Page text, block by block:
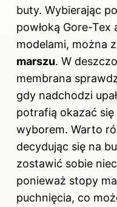
buty. Wybierając
powłoką Gore-
modelami, można
marszu. W
membrana
gdy nadchodzi
potrafią okazać
wyborem. Warto
decydując się na
zostawić sobie
ponieważ stopy
puchnięcia, co